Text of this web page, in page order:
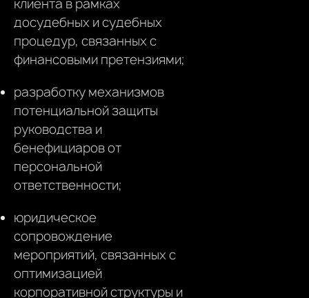
клиента в рамках
досудебных и судебных
процедур, связанных с
финансовыми претензиями;
разработку механизмов
потенциальной защиты
руководства и
бенефициаров от
персональной
ответственности;
юридическое
сопровождение
мероприятий, связанных с
оптимизацией
корпоративной структуры и